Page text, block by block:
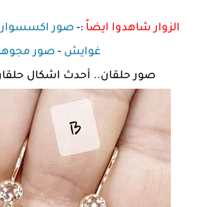
الزوار شاهدوا ايضاً :- صور
غوايش -صور
صور حلقان.. أحدث اشكال